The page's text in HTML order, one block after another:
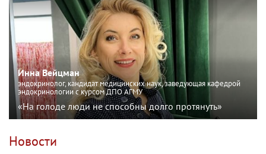
Инна Вейцман
эндокринолог, кандидат медицинских наук, заведующая кафедрой
эндокринологии с курсом ДПО АГМУ
«На голоде люди не способны долго протянуть»
Новости